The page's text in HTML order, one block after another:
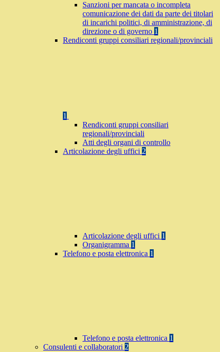
Sanzioni per mancata o incompleta
comunicazione dei dati da parte dei titolari
di incarichi politici, di amministrazione, di
direzione o di governo 1
Rendiconti gruppi consiliari regionali/provinciali
1
Rendiconti gruppi consiliari
regionali/provinciali
Atti degli organi di controllo
Articolazione degli uffici 2
Articolazione degli uffici 1
Organigramma 1
Telefono e posta elettronica 1
Telefono e posta elettronica 1
Consulenti e collaboratori 2